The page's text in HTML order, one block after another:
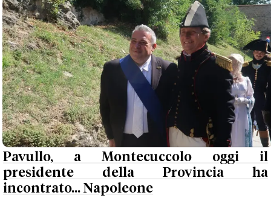
Pavullo, a Montecuccolo oggi il
presidente della Provincia ha
incontrato... Napoleone